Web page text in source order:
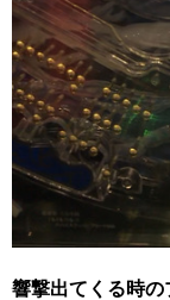
響撃出てくる時の